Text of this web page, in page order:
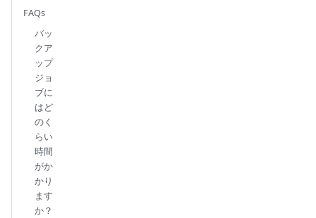
FAQs
バッ
クア
ップ
ジョ
ブに
はど
のく
らい
時間
がか
かり
ます
か？